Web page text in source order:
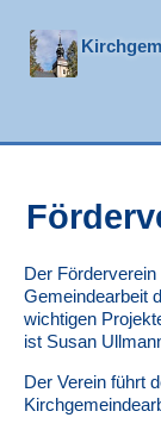
Der
Gemeindearbeit
wichtigen
ist Susan
Der Verein führt